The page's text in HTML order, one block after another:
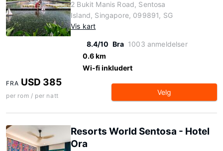
2 Bukit Manis Road, Sentosa
Island, Singapore, 099891, SG
Vis kart
8.4/10 Bra 1003 anmeldelser
0.6 km
Wi-fi inkludert
FRA USD 385
per rom / per natt Velg
Resorts World Sentosa - Hotel
Ora